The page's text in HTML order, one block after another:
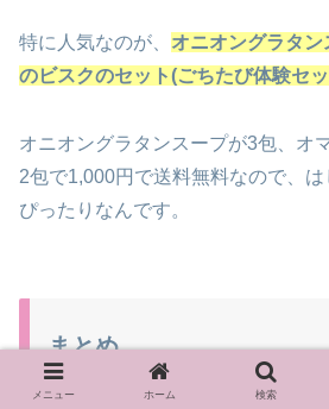
特に人気なのが、 オニオングラタ
のビスクのセット(ごちたび体験セ
オニオングラタンスープが3包、オ
2包で1,000円で送料無料なので、
ぴったりなんです。
まとめ
メニュー ホーム 検索